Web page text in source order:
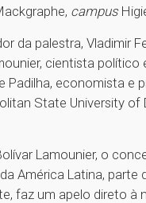
campus
da palestra, Vladimir
cientista
Padilha, economista e
State University of
Lamounier, o
América Latina,
faz um apelo direto à